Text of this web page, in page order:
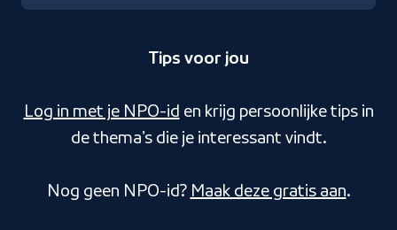
Tips voor jou
Log in met je NPO-id en krijg persoonlijke tips in
de thema’s die je interessant vindt.
Nog geen NPO-id? Maak deze gratis aan.